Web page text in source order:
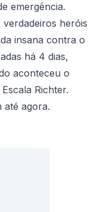
emergência.
verdadeiros heróis
insana contra o
há 4 dias,
aconteceu o
Richter.
até agora.